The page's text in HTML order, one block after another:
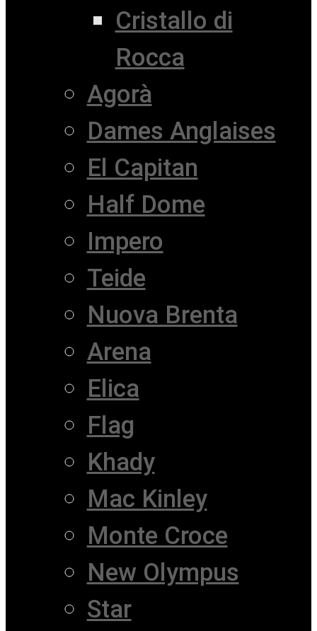
Cristallo di
Rocca
Agorà
Dames Anglaises
El Capitan
Half Dome
Impero
Teide
Nuova Brenta
Arena
Elica
Flag
Khady
Mac Kinley
Monte Croce
New Olympus
Star